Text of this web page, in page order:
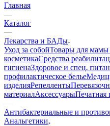
Главная
—
Каталог
—
Лекарства и БАДы
Уход за собойТовары для
косметикаСредства
гигиенаЗдоровое и спец.
профилактическое белье
изделияРепелленты
материалАксессуарыПечатная
—
Антибактериальные и
Анальгетики,